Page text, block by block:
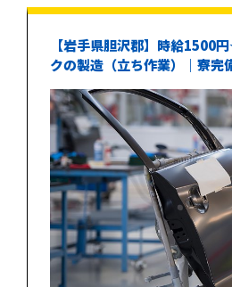
【岩手県胆沢郡】時給1500
クの製造（立ち作業）｜寮完